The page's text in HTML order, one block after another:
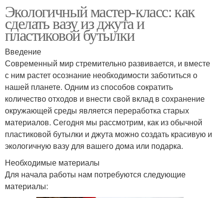
Экологичный мастер-класс: как
сделать вазу из джута и
пластиковой бутылки
Введение
Современный мир стремительно развивается, и вместе
с ним растет осознание необходимости заботиться о
нашей планете. Одним из способов сократить
количество отходов и внести свой вклад в сохранение
окружающей среды является переработка старых
материалов. Сегодня мы рассмотрим, как из обычной
пластиковой бутылки и джута можно создать красивую и
экологичную вазу для вашего дома или подарка.
Необходимые материалы
Для начала работы нам потребуются следующие
материалы: